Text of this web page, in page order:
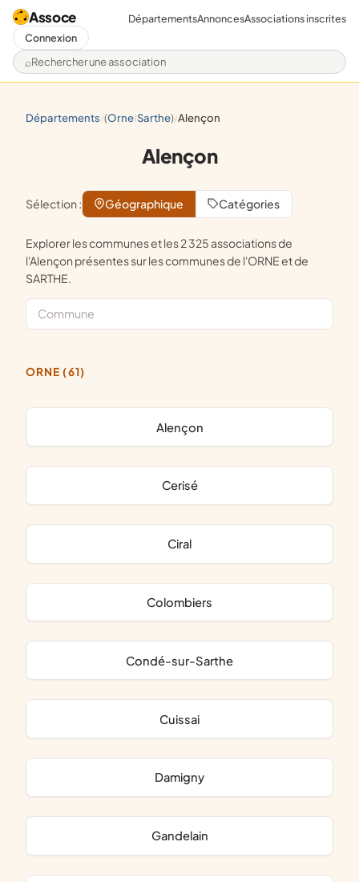
Assoce
Rechercher une association
DépartementsAnnoncesAssociations inscrites
Connexion
départements/( orne| sarthe)/ alençon
Alençon
Sélection : Géographique Catégories
Explorer les communes et les 2 325 associations de
l'Alençon présentes sur les communes de l'ORNE et de
SARTHE.
ORNE (61)
Alençon
Cerisé
Ciral
Colombiers
Condé-sur-Sarthe
Cuissai
Damigny
Gandelain